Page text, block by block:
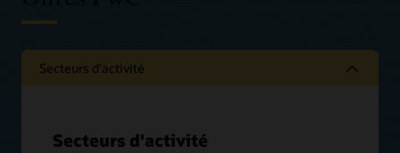
Secteurs d'activité
Secteurs d'activité